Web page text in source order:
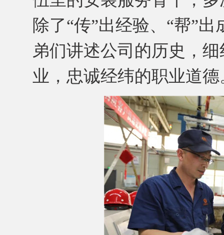
除了“传”出经验、“帮”
弟们讲述公司的历史，
业，忠诚经纬的职业道德